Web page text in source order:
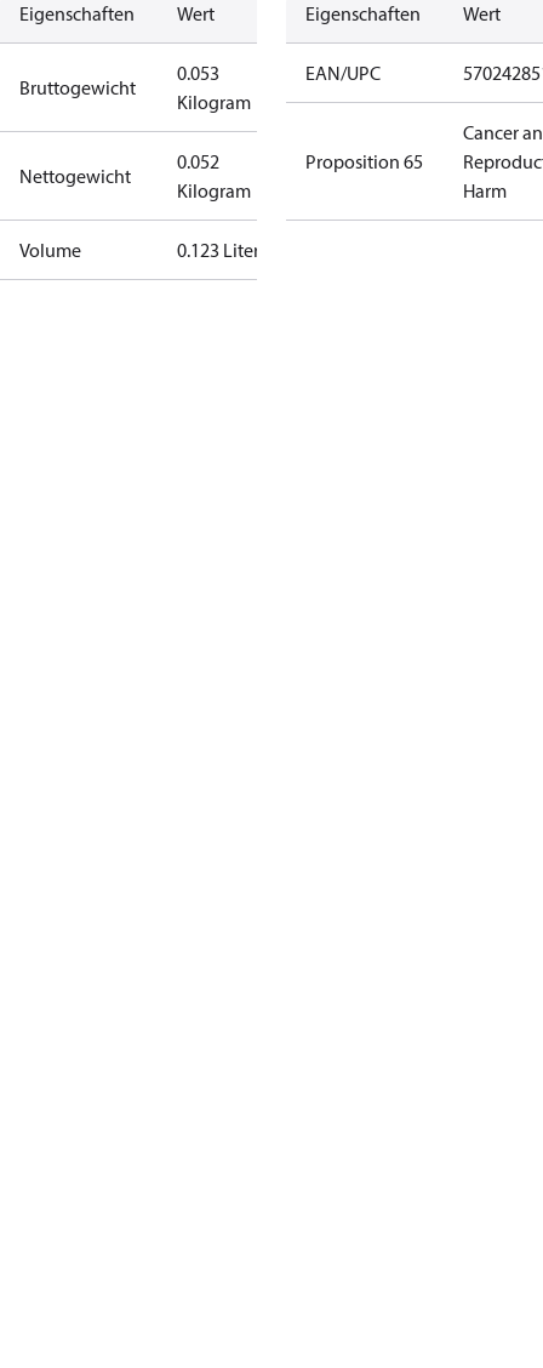
Eigenschaften Wert
Bruttogewicht
0.053
Kilogram
Nettogewicht
0.052
Kilogram
Volume 0.123 Liter
Eigenschaften Wert
EAN/UPC
Proposition 65
Cancer
Harm